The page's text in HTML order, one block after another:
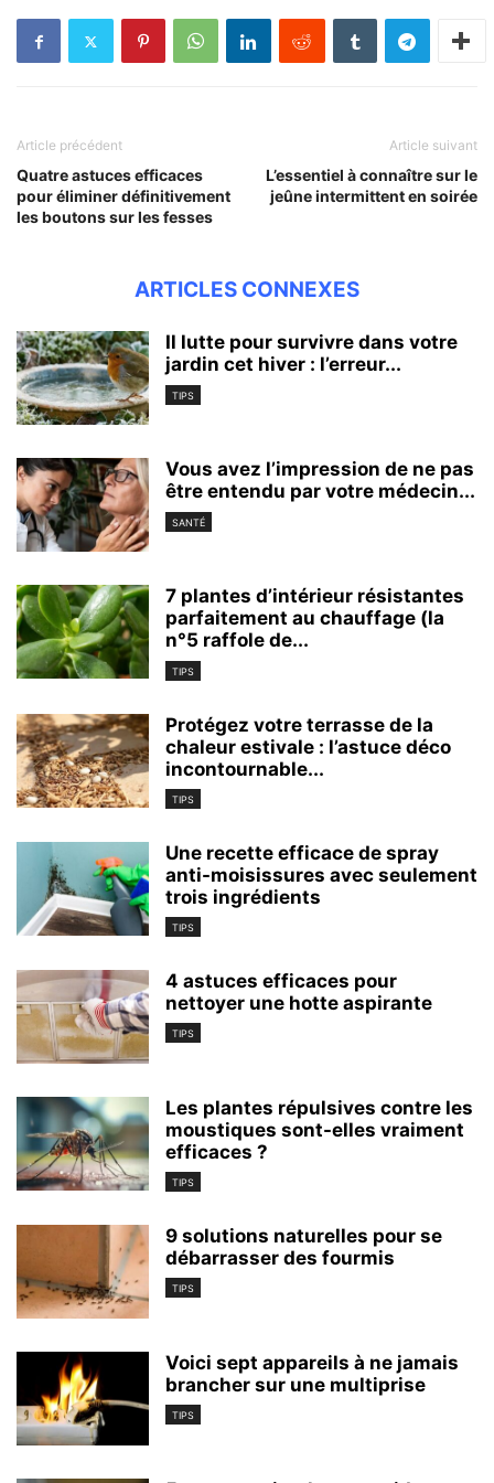
Article précédent
Quatre astuces efficaces
pour éliminer définitivement
les boutons sur les fesses
Article suivant
L’essentiel à connaître sur le
jeûne intermittent en soirée
ARTICLES CONNEXES
Il lutte pour survivre dans votre
jardin cet hiver : l’erreur...
TIPS
Vous avez l’impression de ne pas
être entendu par votre médecin...
SANTÉ
7 plantes d’intérieur résistantes
parfaitement au chauffage (la
n°5 raffole de...
TIPS
Protégez votre terrasse de la
chaleur estivale : l’astuce déco
incontournable...
TIPS
Une recette efficace de spray
anti-moisissures avec seulement
trois ingrédients
TIPS
4 astuces efficaces pour
nettoyer une hotte aspirante
TIPS
Les plantes répulsives contre les
moustiques sont-elles vraiment
efficaces ?
TIPS
9 solutions naturelles pour se
débarrasser des fourmis
TIPS
Voici sept appareils à ne jamais
brancher sur une multiprise
TIPS